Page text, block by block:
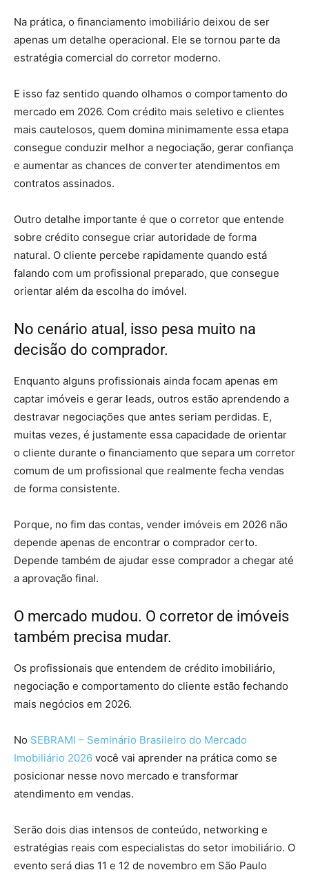
Na prática, o financiamento imobiliário deixou de ser
apenas um detalhe operacional. Ele se tornou parte da
estratégia comercial do corretor moderno.
E isso faz sentido quando olhamos o comportamento do
mercado em 2026. Com crédito mais seletivo e clientes
mais cautelosos, quem domina minimamente essa etapa
consegue conduzir melhor a negociação, gerar confiança
e aumentar as chances de converter atendimentos em
contratos assinados.
Outro detalhe importante é que o corretor que entende
sobre crédito consegue criar autoridade de forma
natural. O cliente percebe rapidamente quando está
falando com um profissional preparado, que consegue
orientar além da escolha do imóvel.
No cenário atual, isso pesa muito na
decisão do comprador.
Enquanto alguns profissionais ainda focam apenas em
captar imóveis e gerar leads, outros estão aprendendo a
destravar negociações que antes seriam perdidas. E,
muitas vezes, é justamente essa capacidade de orientar
o cliente durante o financiamento que separa um corretor
comum de um profissional que realmente fecha vendas
de forma consistente.
Porque, no fim das contas, vender imóveis em 2026 não
depende apenas de encontrar o comprador certo.
Depende também de ajudar esse comprador a chegar até
a aprovação final.
O mercado mudou. O corretor de imóveis
também precisa mudar.
Os profissionais que entendem de crédito imobiliário,
negociação e comportamento do cliente estão fechando
mais negócios em 2026.
No SEBRAMI – Seminário Brasileiro do Mercado
Imobiliário 2026 você vai aprender na prática como se
posicionar nesse novo mercado e transformar
atendimento em vendas.
Serão dois dias intensos de conteúdo, networking e
estratégias reais com especialistas do setor imobiliário. O
evento será dias 11 e 12 de novembro em São Paulo